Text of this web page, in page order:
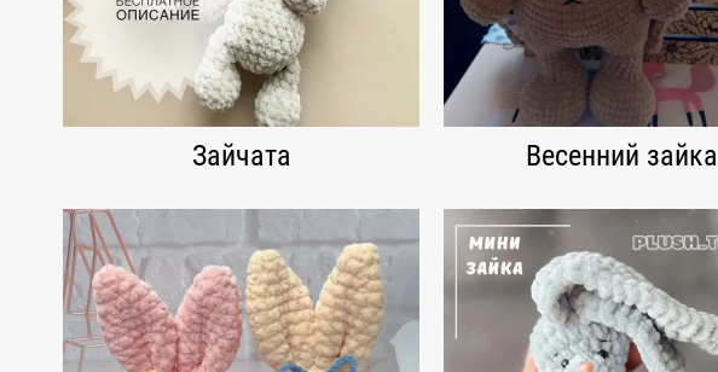
Зайчата Весенний зайка